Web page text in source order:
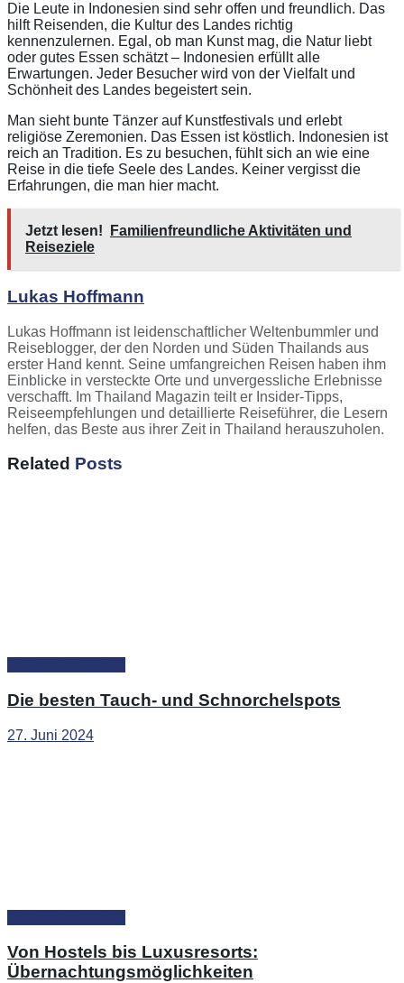
Die Leute in Indonesien sind sehr offen und freundlich. Das
hilft Reisenden, die Kultur des Landes richtig
kennenzulernen. Egal, ob man Kunst mag, die Natur liebt
oder gutes Essen schätzt – Indonesien erfüllt alle
Erwartungen. Jeder Besucher wird von der Vielfalt und
Schönheit des Landes begeistert sein.
Man sieht bunte Tänzer auf Kunstfestivals und erlebt
religiöse Zeremonien. Das Essen ist köstlich. Indonesien ist
reich an Tradition. Es zu besuchen, fühlt sich an wie eine
Reise in die tiefe Seele des Landes. Keiner vergisst die
Erfahrungen, die man hier macht.
Jetzt lesen!
Familienfreundliche Aktivitäten und
Reiseziele
Lukas Hoffmann
Lukas Hoffmann ist leidenschaftlicher Weltenbummler und
Reiseblogger, der den Norden und Süden Thailands aus
erster Hand kennt. Seine umfangreichen Reisen haben ihm
Einblicke in versteckte Orte und unvergessliche Erlebnisse
verschafft. Im Thailand Magazin teilt er Insider-Tipps,
Reiseempfehlungen und detaillierte Reiseführer, die Lesern
helfen, das Beste aus ihrer Zeit in Thailand herauszuholen.
Related Posts
Die besten Tauch- und Schnorchelspots
27. Juni 2024
Von Hostels bis Luxusresorts:
Übernachtungsmöglichkeiten